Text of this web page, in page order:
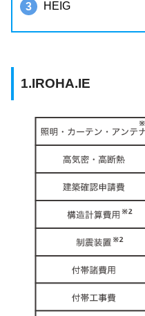
HEIG
1.IROHA.IE